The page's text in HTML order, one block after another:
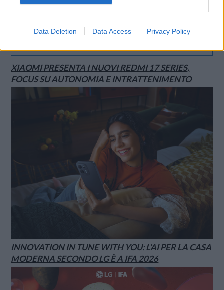
Data Deletion Data Access Privacy Policy
XIAOMI PRESENTA I NUOVI REDMI 17 SERIES,
FOCUS SU AUTONOMIA E INTRATTENIMENTO
INNOVATION IN TUNE WITH YOU: L’AI PER LA CASA
MODERNA SECONDO LG È A IFA 2026